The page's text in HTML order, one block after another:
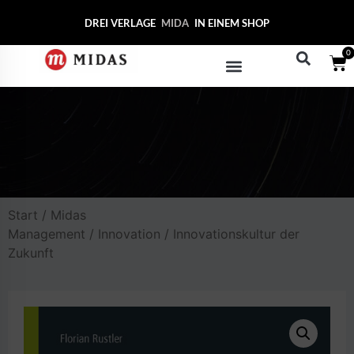
DREI VERLAGE MIDAS COLL IN EINEM SHOP
0
Start / Midas
Management / Innovation / Innovationskultur der
Zukunft